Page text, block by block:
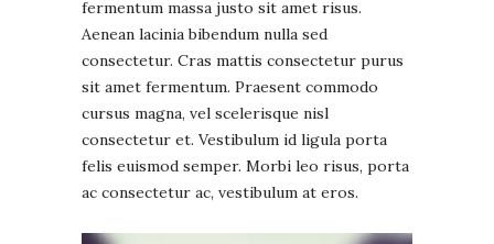
fermentum massa justo sit amet risus.
Aenean lacinia bibendum nulla sed
consectetur. Cras mattis consectetur purus
sit amet fermentum. Praesent commodo
cursus magna, vel scelerisque nisl
consectetur et. Vestibulum id ligula porta
felis euismod semper. Morbi leo risus, porta
ac consectetur ac, vestibulum at eros.